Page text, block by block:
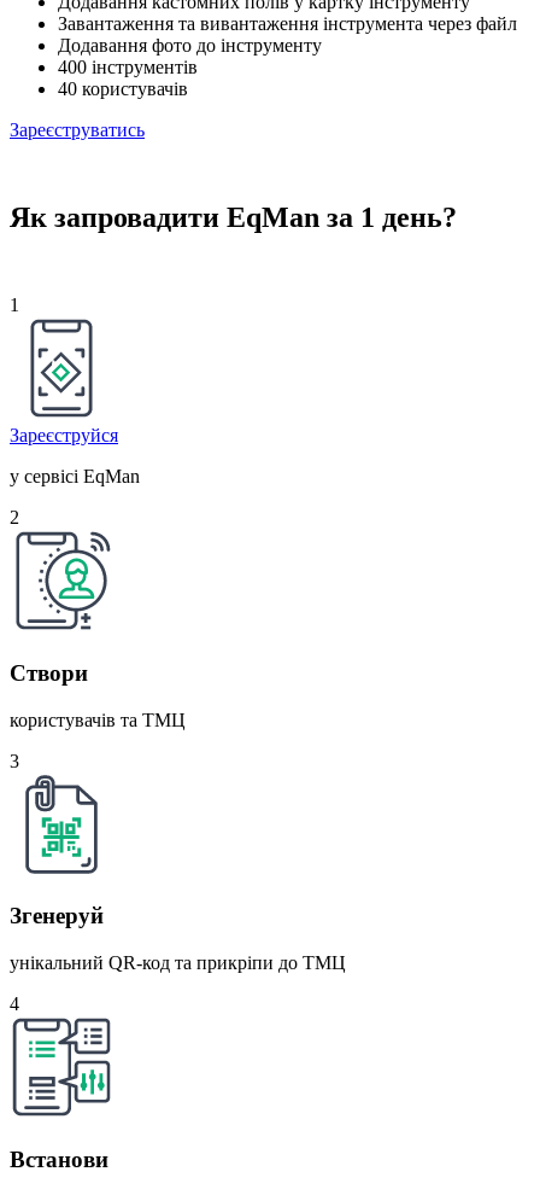
Завантаження та вивантаження інструмента через файл
Додавання фото до інструменту
400 інструментів
40 користувачів
Зареєструватись
Як запровадити EqMan за 1 день?
1
Зареєструйся
у сервісі EqMan
2
Створи
користувачів та ТМЦ
3
Згенеруй
унікальний QR-код та прикріпи до ТМЦ
4
Встанови